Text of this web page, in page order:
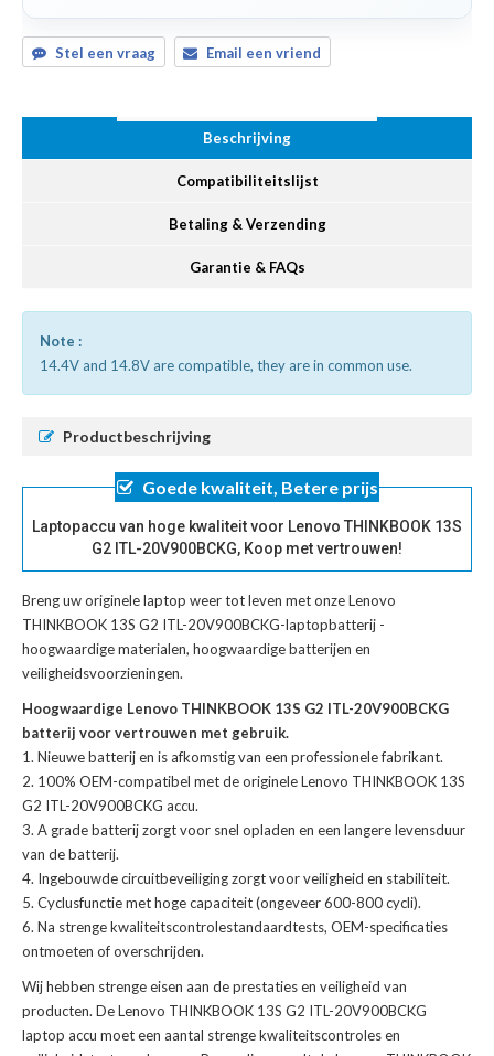
Stel een vraag Email een vriend
Beschrijving
Compatibiliteitslijst
Betaling & Verzending
Garantie & FAQs
Note :
14.4V and 14.8V are compatible, they are in common use.
Productbeschrijving
Goede kwaliteit, Betere prijs
Laptopaccu van hoge kwaliteit voor Lenovo THINKBOOK 13S
G2 ITL-20V900BCKG, Koop met vertrouwen!
Breng uw originele laptop weer tot leven met onzeLenovo
THINKBOOK 13S G2 ITL-20V900BCKG-laptopbatterij -
hoogwaardige materialen, hoogwaardige batterijen en
veiligheidsvoorzieningen.
Hoogwaardige Lenovo THINKBOOK 13S G2 ITL-20V900BCKG
batterij voor vertrouwen met gebruik.
Nieuwe batterij en is afkomstig van een professionele fabrikant.
100% OEM-compatibel met deoriginele Lenovo THINKBOOK 13S
G2 ITL-20V900BCKG accu.
A grade batterij zorgt voor snel opladen en een langere levensduur
van de batterij.
Ingebouwde circuitbeveiliging zorgt voor veiligheid en stabiliteit.
Cyclusfunctie met hoge capaciteit (ongeveer 600-800 cycli).
Na strenge kwaliteitscontrolestandaardtests, OEM-specificaties
ontmoeten of overschrijden.
Wij hebben strenge eisen aan de prestaties en veiligheid van
producten. DeLenovo THINKBOOK 13S G2 ITL-20V900BCKG
laptop accu moet een aantal strenge kwaliteitscontroles en